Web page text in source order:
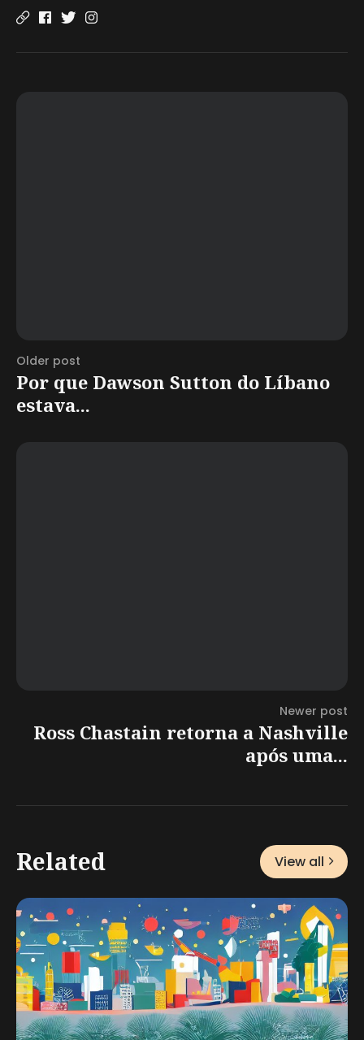
Older post
Por que Dawson Sutton do Líbano
estava...
Newer post
Ross Chastain retorna a Nashville
após uma...
Related View all